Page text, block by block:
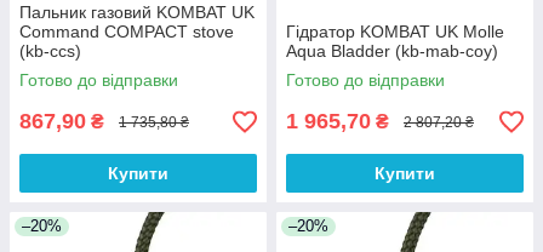
Пальник газовий KOMBAT UK
Command COMPACT stove
(kb-ccs)
Готово до відправки
867,90 ₴ 1 735,80 ₴
Купити
Гідратор KOMBAT UK Molle
Aqua Bladder (kb-mab-coy)
Готово до відправки
1 965,70 ₴ 2 807,20 ₴
Купити
–20% –20%